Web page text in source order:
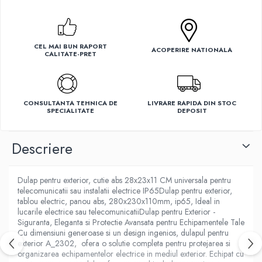
CEL MAI BUN RAPORT
CALITATE-PRET
ACOPERIRE NATIONALA
CONSULTANTA TEHNICA DE
SPECIALITATE
LIVRARE RAPIDA DIN STOC
DEPOSIT
Descriere
Dulap pentru exterior, cutie abs 28x23x11 CM universala pentru
telecomunicatii sau instalatii electrice IP65Dulap pentru exterior,
tablou electric, panou abs, 280x230x110mm, ip65, Ideal in
lucarile electrice sau telecomunicatiiDulap pentru Exterior -
Siguranta, Eleganta si Protectie Avansata pentru Echipamentele Tale
Cu dimensiuni generoase si un design ingenios, dulapul pentru
exterior A_2302, ofera o solutie completa pentru protejarea si
organizarea echipamentelor electrice in mediul exterior. Echipat cu